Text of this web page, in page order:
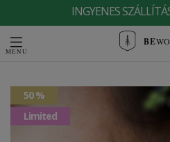
INGYENES
BE
50 %
Limited